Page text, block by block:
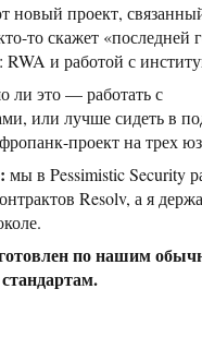
новый проект,
то скажет «последней
и работой с
ли это — работать с
или лучше сидеть в
проект на трех
мы в Pessimistic Security
Resolv, а я
по нашим